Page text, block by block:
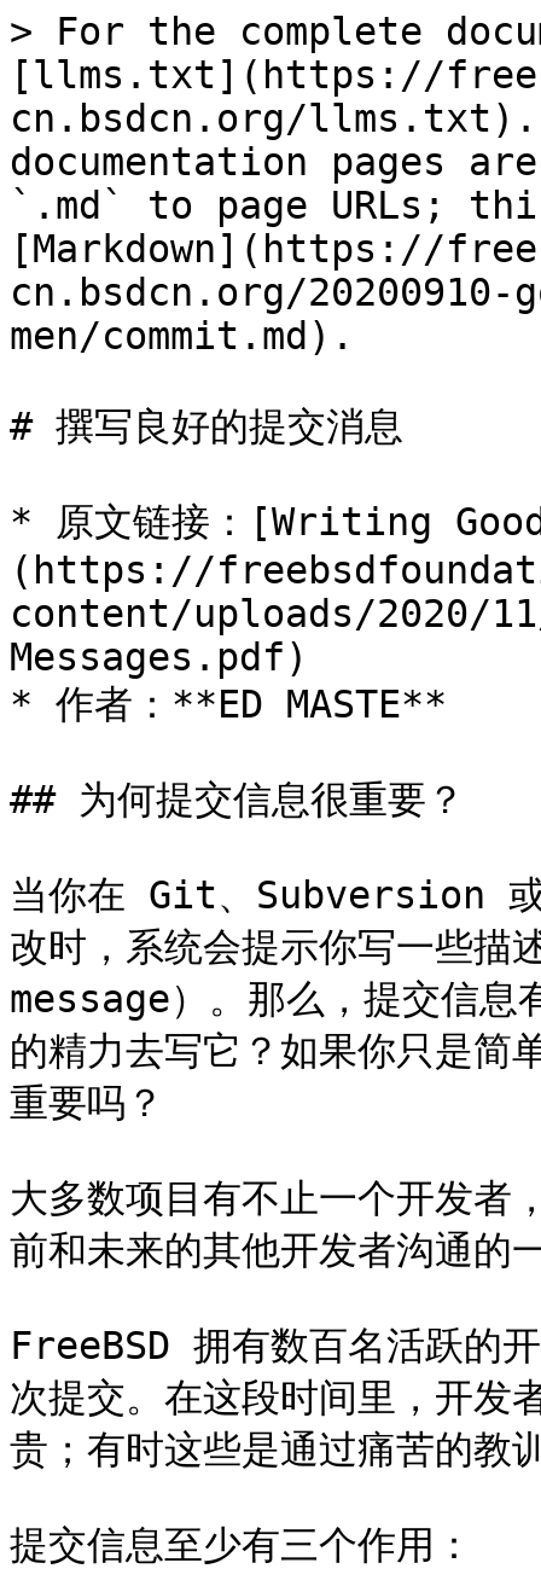
> For the complete
[llms.txt](https://
cn.bsdcn.org/llms.txt).
documentation pages
`.md` to page URLs;
[Markdown](https://
cn.bsdcn.org/
men/commit.md).
# 撰写良好的提交消息
* 原文链接：[Writing
(https://
content/uploads/2020/
Messages.pdf)
* 作者：**ED MASTE**
## 为何提交信息很重要？
当你在 Git、Subversion 或
改时，系统会提示你写一些描
message）。那么，提交信息
的精力去写它？如果你只是
重要吗？
大多数项目有不止一个开发者
前和未来的其他开发者沟通的
FreeBSD 拥有数百名活跃的
次提交。在这段时间里，开发
贵；有时这些是通过痛苦的教
提交信息至少有三个作用：